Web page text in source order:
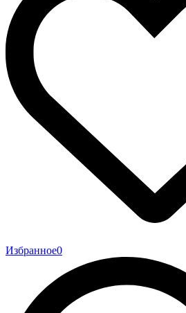
Избранное0